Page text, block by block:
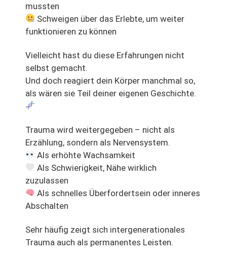
mussten
Schweigen über das Erlebte, um weiter
funktionieren zu können
Vielleicht hast du diese Erfahrungen nicht
selbst gemacht.
Und doch reagiert dein Körper manchmal so,
als wären sie Teil deiner eigenen Geschichte.
Trauma wird weitergegeben – nicht als
Erzählung, sondern als Nervensystem.
Als erhöhte Wachsamkeit
Als Schwierigkeit, Nähe wirklich
zuzulassen
Als schnelles Überfordertsein oder inneres
Abschalten
Sehr häufig zeigt sich intergenerationales
Trauma auch als permanentes Leisten.